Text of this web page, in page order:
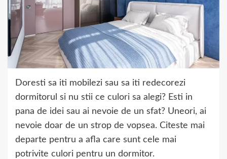
Doresti sa iti mobilezi sau sa iti redecorezi
dormitorul si nu stii ce culori sa alegi? Esti in
pana de idei sau ai nevoie de un sfat? Uneori, ai
nevoie doar de un strop de vopsea. Citeste mai
departe pentru a afla care sunt cele mai
potrivite culori pentru un dormitor.